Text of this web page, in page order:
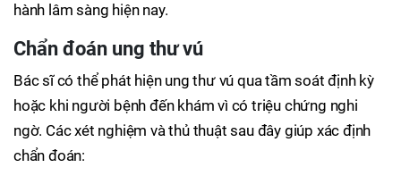
hành lâm sàng hiện nay.
Chẩn đoán ung thư vú
Bác sĩ có thể phát hiện ung thư vú qua tầm soát định kỳ
hoặc khi người bệnh đến khám vì có triệu chứng nghi
ngờ. Các xét nghiệm và thủ thuật sau đây giúp xác định
chẩn đoán: